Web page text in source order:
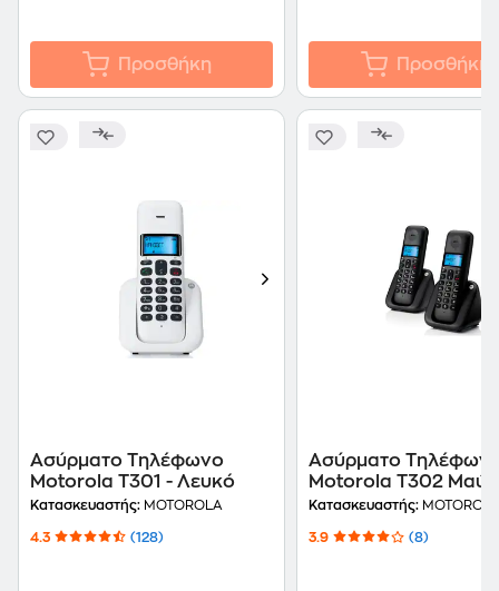
Προσθήκη Προσθήκη
Ασύρματο Τηλέφωνο
Motorola T301 - Λευκό
Κατασκευαστής: MOTOROLA
4.3 (128)
Ασύρματο
Motorola T302
Κατασκευαστής:
3.9 (8)